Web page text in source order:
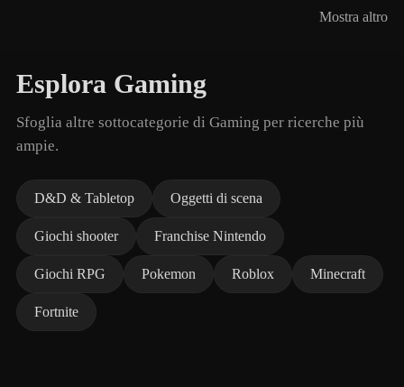
Mostra altro
Esplora Gaming
Sfoglia altre sottocategorie di Gaming per ricerche più
ampie.
D&D & Tabletop Oggetti di scena
Giochi shooter Franchise Nintendo
Giochi RPG Pokemon Roblox Minecraft
Fortnite